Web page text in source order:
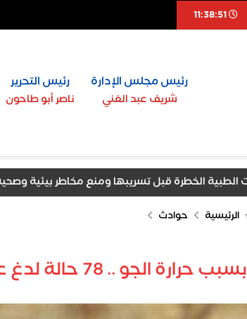
11:38:52
رئيس مجلس الإدارة
شريف عبد الغني
رئيس التحرير
ناصر أبو طاحون
الرئيسية حوادث
بسبب حرارة الجو .. 78 حالة لدغ عقرب وثعبان خلال 22 يومًا في الوادي الجديد